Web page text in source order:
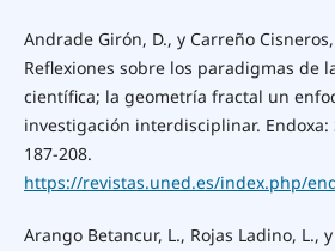
Andrade Girón, D., y Carreño Cisneros,
Reflexiones sobre los paradigmas de
científica; la geometría fractal un
investigación interdisciplinar. Endoxa:
187-208.
https://revistas.uned.es/index.php/
Arango Betancur, L., Rojas Ladino, L.,